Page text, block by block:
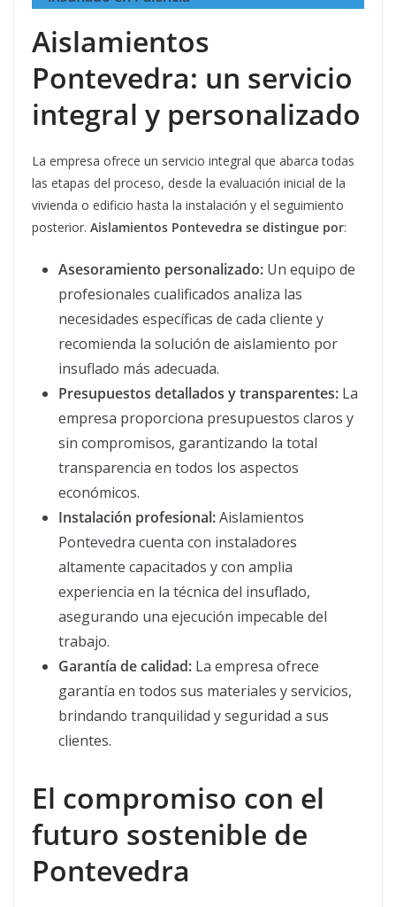
Aislamientos
Pontevedra: un servicio
integral y personalizado
La empresa ofrece un servicio integral que abarca todas
las etapas del proceso, desde la evaluación inicial de la
vivienda o edificio hasta la instalación y el seguimiento
posterior. Aislamientos Pontevedra se distingue por:
Asesoramiento personalizado: Un equipo de
profesionales cualificados analiza las
necesidades específicas de cada cliente y
recomienda la solución de aislamiento por
insuflado más adecuada.
Presupuestos detallados y transparentes: La
empresa proporciona presupuestos claros y
sin compromisos, garantizando la total
transparencia en todos los aspectos
económicos.
Instalación profesional:Aislamientos
Pontevedra cuenta con instaladores
altamente capacitados y con amplia
experiencia en la técnica del insuflado,
asegurando una ejecución impecable del
trabajo.
Garantía de calidad: La empresa ofrece
garantía en todos sus materiales y servicios,
brindando tranquilidad y seguridad a sus
clientes.
El compromiso con el
futuro sostenible de
Pontevedra